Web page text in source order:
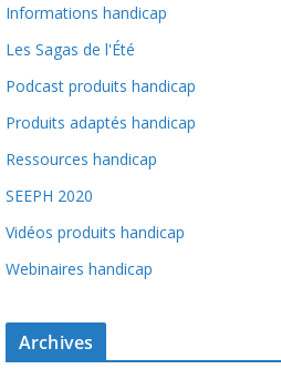
Informations handicap
Les Sagas de l'Été
Podcast produits handicap
Produits adaptés handicap
Ressources handicap
SEEPH 2020
Vidéos produits handicap
Webinaires handicap
Archives